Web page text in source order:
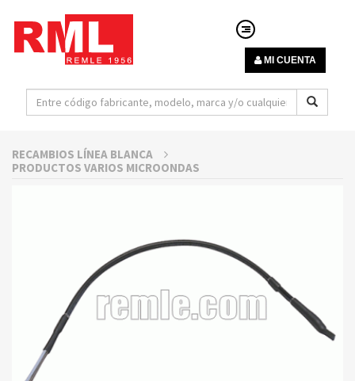
MI CUENTA
RECAMBIOS LÍNEA BLANCA
PRODUCTOS VARIOS MICROONDAS